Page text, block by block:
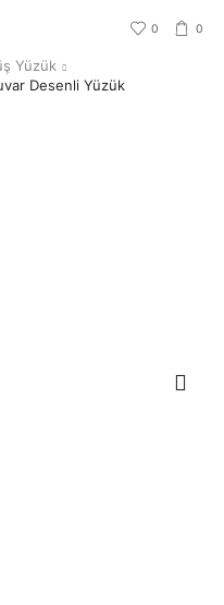
0 0
Yüzük
Desenli Yüzük